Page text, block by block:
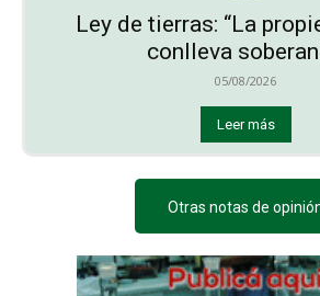
Ley de tierras: “La
conlleva
05/08/2026
Leer más
Otras notas de